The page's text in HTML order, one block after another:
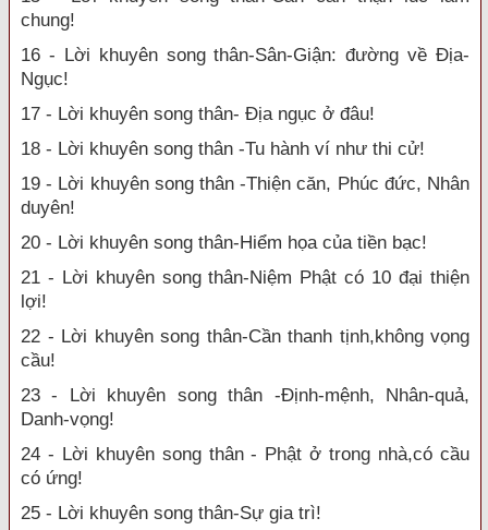
chung!
16 - Lời khuyên song thân-Sân-Giận: đường về Địa-
Ngục!
17 - Lời khuyên song thân- Địa ngục ở đâu!
18 - Lời khuyên song thân -Tu hành ví như thi cử!
19 - Lời khuyên song thân -Thiện căn, Phúc đức, Nhân
duyên!
20 - Lời khuyên song thân-Hiểm họa của tiền bạc!
21 - Lời khuyên song thân-Niệm Phật có 10 đại thiện
lợi!
22 - Lời khuyên song thân-Cần thanh tịnh,không vọng
cầu!
23 - Lời khuyên song thân -Định-mệnh, Nhân-quả,
Danh-vọng!
24 - Lời khuyên song thân - Phật ở trong nhà,có cầu
có ứng!
25 - Lời khuyên song thân-Sự gia trì!